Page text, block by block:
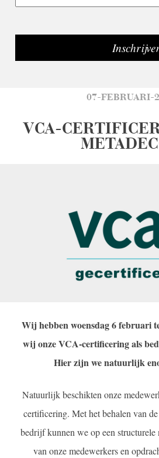
07-FEBRUARI-
VCA-
Wij hebben woensdag 6 februari
wij onze VCA-certificering als
Hier zijn we natuurlijk
Natuurlijk beschikten onze
certificering. Met het behalen van
bedrijf kunnen we op een
van onze medewerkers en